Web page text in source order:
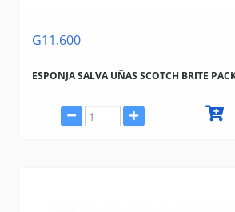
G11.600
ESPONJA SALVA UÑAS SCOTCH BRITE